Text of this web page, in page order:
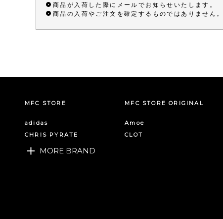
商品が入荷した際にメールでお知らせいたします。
商品の入荷やご注文を確定するものではありません。
MFC STORE MFC STORE ORIGINAL
adidas Amoe
CHRIS PYRATE
CLOT
MORE BRAND